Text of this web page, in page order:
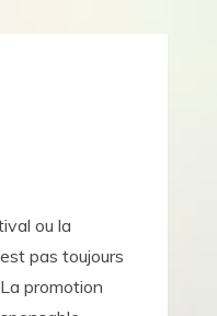
ou la
pas toujours
promotion